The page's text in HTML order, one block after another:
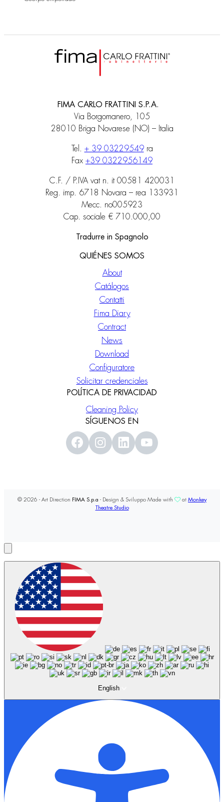
FIMA CARLO FRATTINI S.P.A.
Via Borgomanero, 105
28010 Briga Novarese (NO) – Italia
Tel. + 39 03229549ra
Fax +39 0322956149
C.F. / P.IVA vat n. it 00581 420031
Reg. imp. 6718 Novara – rea 133931
Mecc. no005923
Cap. sociale € 710.000,00
Tradurre in Spagnolo
QUIÉNES SOMOS
About
Catálogos
Contatti
Fima Diary
Contract
News
Download
Configuratore
Solicitar credenciales
POLÍTICA DE PRIVACIDAD
Cleaning Policy
SÍGUENOS EN
© 2026 - Art Direction FIMA S.p.a - Design & Sviluppo Made with at Monkey
Theatre Studio
English